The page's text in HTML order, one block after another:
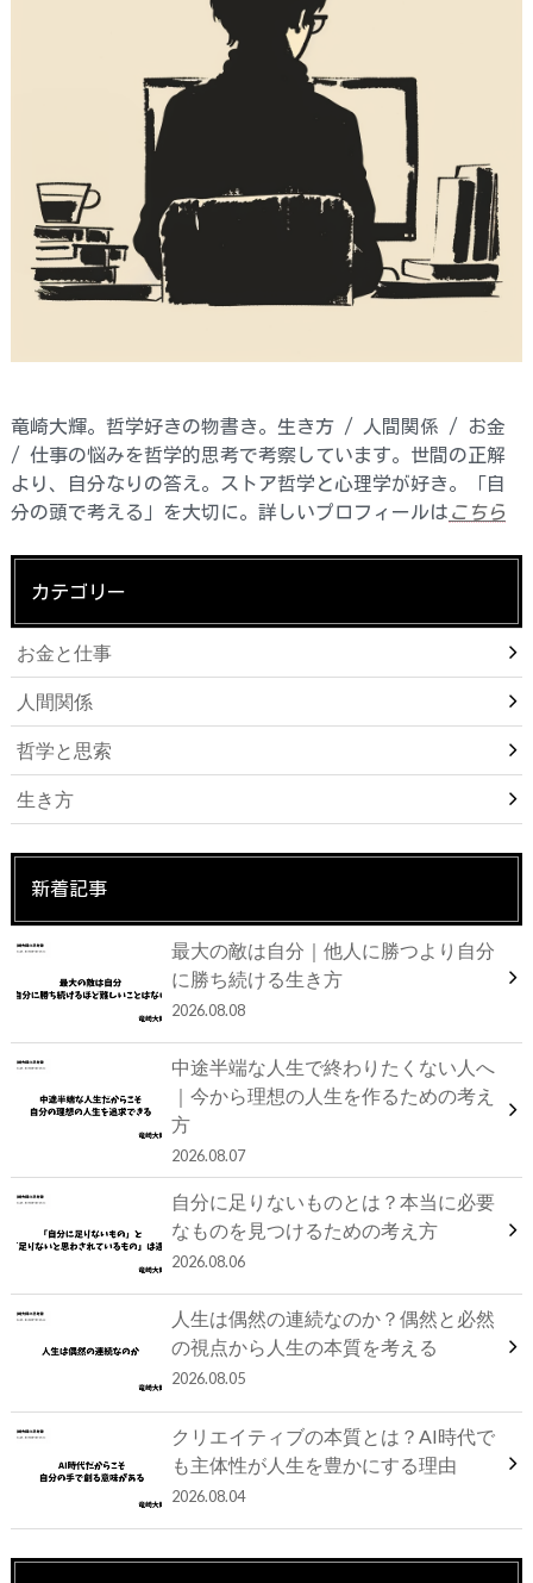
竜崎大輝。哲学好きの物書き。生き方 / 人間関係 / お金
/ 仕事の悩みを哲学的思考で考察しています。世間の正解
より、自分なりの答え。ストア哲学と心理学が好き。「自
分の頭で考える」を大切に。詳しいプロフィールは こちら
カテゴリー
お金と仕事
人間関係
哲学と思索
生き方
新着記事
最大の敵は自分｜他人に勝つより自分
に勝ち続ける生き方
2026.08.08
中途半端な人生で終わりたくない人へ
｜今から理想の人生を作るための考え
方
2026.08.07
自分に足りないものとは？本当に必要
なものを見つけるための考え方
2026.08.06
人生は偶然の連続なのか？偶然と必然
の視点から人生の本質を考える
2026.08.05
クリエイティブの本質とは？AI時代で
も主体性が人生を豊かにする理由
2026.08.04